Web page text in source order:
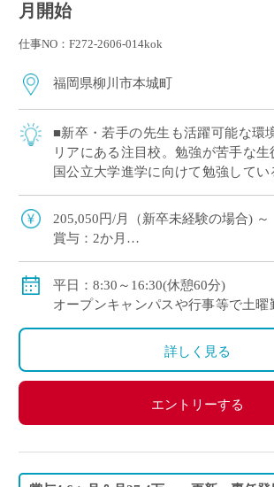
月開始
仕事NO：F272-2606-014kok
福岡県柳川市本城町
■新卒・若手の先生も活躍可能な環
リアにある注目校。勉強が苦手な生
国公立大学進学に向けて勉強してい
ラスによって、幅広い指導力がも
[…]
205,050円/月（新卒未経験の場合) ～
賞与：2か月
手当：扶養手当
45歳：約430,000円
55歳：約530,000円
平日：8:30～16:30(休憩60分)
オープンキャンパスや行事等で土曜
詳しく見る
エントリーする